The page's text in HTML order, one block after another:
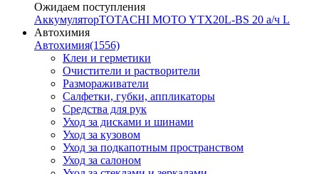
Ожидаем поступления
АккумуляторTOTACHI MOTO YTX20L-BS 20 а/ч L
Автохимия
Автохимия(1556)
Клеи и герметики
Очистители и растворители
Размораживатели
Салфетки, губки, аппликаторы
Средства для рук
Уход за дисками и шинами
Уход за кузовом
Уход за подкапотным пространством
Уход за салоном